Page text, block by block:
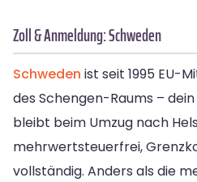
Zoll & Anmeldung: Schweden
Schweden ist seit 1995 EU-
des Schengen-Raums –
bleibt beim Umzug nach
mehrwertsteuerfrei,
vollständig. Anders als die